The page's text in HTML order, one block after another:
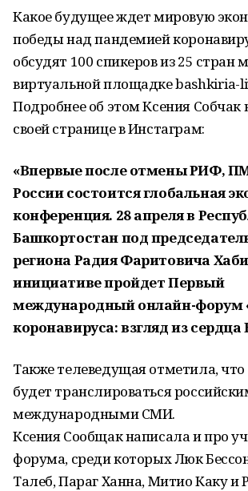
Какое будущее ждет мировую
победы над пандемией
обсудят 100 спикеров из 25 стран
виртуальной площадке bashkiria-
Подробнее об этом Ксения Собчак
своей странице в Инстаграм:
«Впервые после отмены РИФ,
России состоится глобальная
конференция. 28 апреля в
Башкортостан под
региона Радия Фаритовича
инициативе пройдет Первый
международный онлайн-форум
коронавируса: взгляд из сердца
Также телеведущая отметила, что
будет транслироваться
международными СМИ.
Ксения Сообщак написала и про
форума, среди которых Люк
Талеб, Параг Ханна, Митио Каку и